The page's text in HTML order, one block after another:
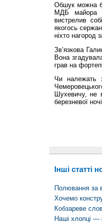
Обшук можна
МДБ майора
вистрелив
якогось
ніхто нагород
Зв’язкова
Вона
грав на
Чи належать
Шухевичу, не
березневої
Інші статті
Полювання за
Хочемо
Кобзареве
Наші хлопці —